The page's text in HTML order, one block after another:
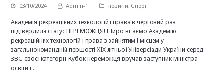
03/10/2024 Admin-1 новини, Спорт
Академія рекреаційних технологій і права в черговий раз
підтвердила статус ПЕРЕМОЖЦЯ! Щиро вітаємо Академію
рекреаційних технологій і права з зайнятим І місцем у
загальнокомандній першості XIX літньої Універсіади України серед
ЗВО своєї категорії. Кубок Переможця вручав заступник Міністра
освіти і…